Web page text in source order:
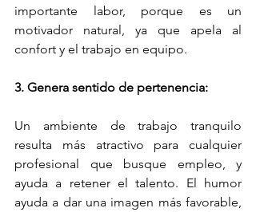
importante labor, porque es un
motivador natural, ya que apela al
confort y el trabajo en equipo.
3. Genera sentido de pertenencia:
Un ambiente de trabajo tranquilo
resulta más atractivo para cualquier
profesional que busque empleo, y
ayuda a retener el talento. El humor
ayuda a dar una imagen más favorable,